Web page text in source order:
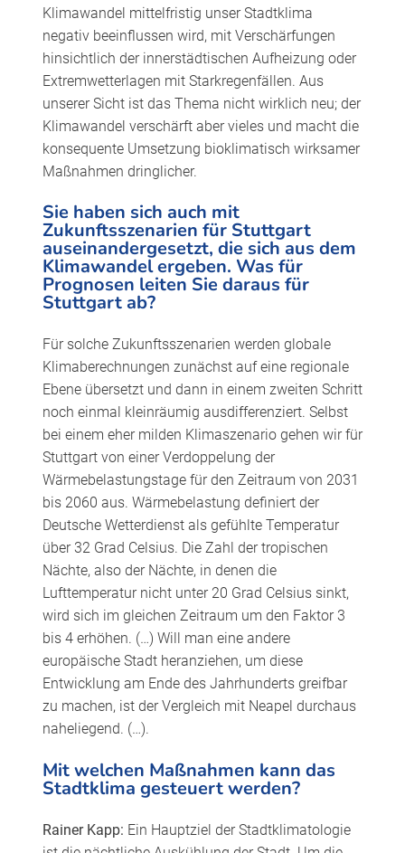
Klimawandel mittelfristig unser Stadtklima
negativ beeinflussen wird, mit Verschärfungen
hinsichtlich der innerstädtischen Aufheizung oder
Extremwetterlagen mit Starkregenfällen. Aus
unserer Sicht ist das Thema nicht wirklich neu; der
Klimawandel verschärft aber vieles und macht die
konsequente Umsetzung bioklimatisch wirksamer
Maßnahmen dringlicher.
Sie haben sich auch mit
Zukunftsszenarien für Stuttgart
auseinandergesetzt, die sich aus dem
Klimawandel ergeben. Was für
Prognosen leiten Sie daraus für
Stuttgart ab?
Für solche Zukunftsszenarien werden globale
Klimaberechnungen zunächst auf eine regionale
Ebene übersetzt und dann in einem zweiten Schritt
noch einmal kleinräumig ausdifferenziert. Selbst
bei einem eher milden Klimaszenario gehen wir für
Stuttgart von einer Verdoppelung der
Wärmebelastungstage für den Zeitraum von 2031
bis 2060 aus. Wärmebelastung definiert der
Deutsche Wetterdienst als gefühlte Temperatur
über 32 Grad Celsius. Die Zahl der tropischen
Nächte, also der Nächte, in denen die
Lufttemperatur nicht unter 20 Grad Celsius sinkt,
wird sich im gleichen Zeitraum um den Faktor 3
bis 4 erhöhen. (…) Will man eine andere
europäische Stadt heranziehen, um diese
Entwicklung am Ende des Jahrhunderts greifbar
zu machen, ist der Vergleich mit Neapel durchaus
naheliegend. (…).
Mit welchen Maßnahmen kann das
Stadtklima gesteuert werden?
Rainer Kapp: Ein Hauptziel der Stadtklimatologie